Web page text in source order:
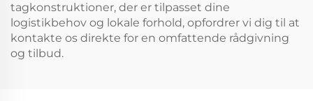
tagkonstruktioner, der er tilpasset dine
logistikbehov og lokale forhold, opfordrer vi dig til at
kontakte os direkte for en omfattende rådgivning
og tilbud.